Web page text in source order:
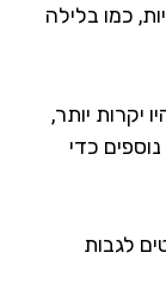
בלילה
יותר,
כדי